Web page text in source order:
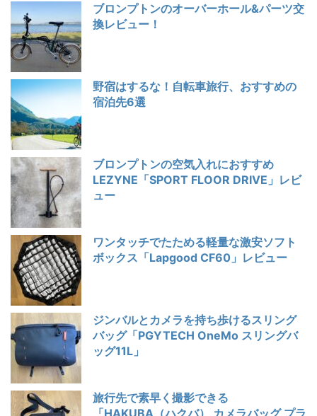
ブロンプトンのオーバーホール&パーツ交
換レビュー！
野宿はするな！自転車旅行、おすすめの
宿泊先6選
ブロンプトンの空気入れにおすすめ
LEZYNE「SPORT FLOOR DRIVE」レビ
ュー
ワンタッチでたためる軽量な激安ソフト
ボックス「Lapgood CF60」レビュー
ジンバルとカメラを持ち歩けるスリング
バッグ「PGYTECH OneMo スリングバ
ッグ11L」
旅行先で素早く撮影できる
「HAKUBA（ハクバ） カメラバッグ プラ